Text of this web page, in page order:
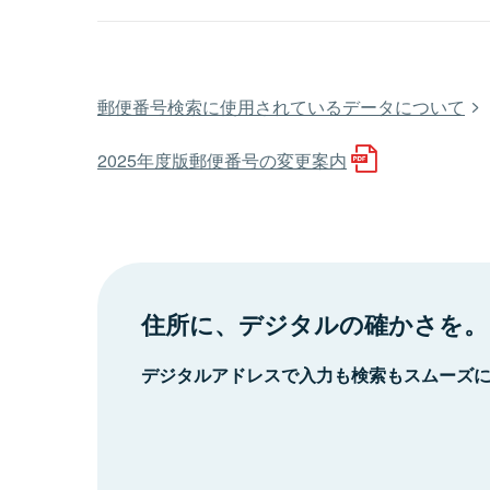
郵便番号検索に使用されているデータについて
2025年度版郵便番号の変更案内
住所に、デジタルの確かさを。
デジタルアドレスで入力も検索もスムーズ